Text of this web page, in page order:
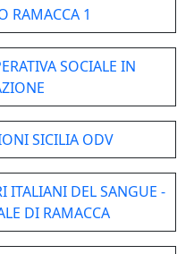
RAMACCA 1
SOCIALE IN
SICILIA ODV
ITALIANI DEL SANGUE -
DI RAMACCA